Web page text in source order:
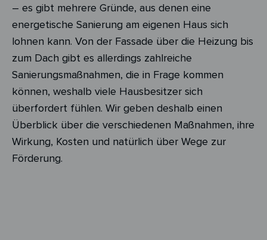
– es gibt mehrere Gründe, aus denen eine
energetische Sanierung am eigenen Haus sich
lohnen kann. Von der Fassade über die Heizung bis
zum Dach gibt es allerdings zahlreiche
Sanierungsmaßnahmen, die in Frage kommen
können, weshalb viele Hausbesitzer sich
überfordert fühlen. Wir geben deshalb einen
Überblick über die verschiedenen Maßnahmen, ihre
Wirkung, Kosten und natürlich über Wege zur
Förderung.